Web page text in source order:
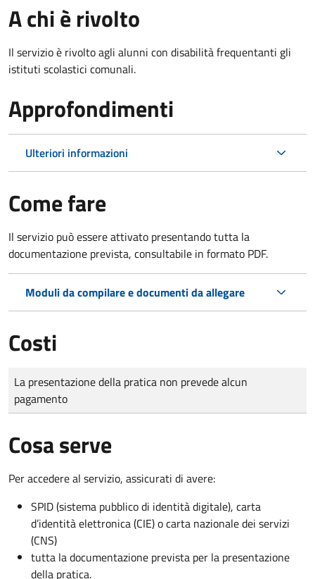
A chi è rivolto
Il servizio è rivolto agli alunni con disabilità frequentanti gli
istituti scolastici comunali.
Approfondimenti
Ulteriori informazioni
Come fare
Il servizio può essere attivato presentando tutta la
documentazione prevista, consultabile in formato PDF.
Moduli da compilare e documenti da allegare
Costi
Tipo di pagamento
Importo
La presentazione della pratica non prevede alcun
pagamento
Cosa serve
Per accedere al servizio, assicurati di avere:
SPID (sistema pubblico di identità digitale), carta
d’identità elettronica (CIE) o carta nazionale dei servizi
(CNS)
tutta la documentazione prevista per la presentazione
della pratica.